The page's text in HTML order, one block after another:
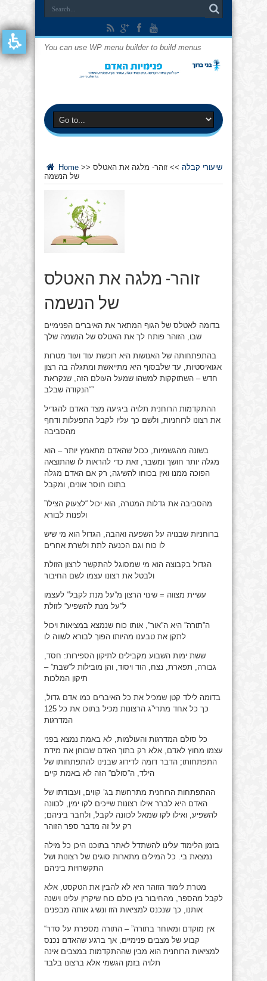
You can use WP menu builder to build menus
Home >> שיעורי קבלה >> זוהר- מלגה את האטלס
של הנשמה
זוהר- מלגה את האטלס
של הנשמה
בדומה לאטלס של הגוף המתאר את האיברים הפנימיים
שבו, הזוהר פותח לך את האטלס של הנשמה שלך
בהתפתחותה של האנושות היא רוכשת עוד ועוד מטרות
אגואיסטיות, עד שלבסוף היא מתייאשת ומתגלה בה רצון
חדש – השתוקקות למשהו שמעל העולם הזה, שנקראת
“הנקודה שבלב”
ההתקדמות הרוחנית תלויה ביגיעה מצד האדם להגדיל
את רצונו לרוחניות, ולשם כך עליו לקבל התפעלות ודחף
מהסביבה
בשונה מהגשמיות, ככול שהאדם מתאמץ יותר – הוא
מגלה יותר חושך ומשבר, זאת כדי להראות לו שהתוצאה
הפוכה ממנו ואין בכוחו להשיגה; רק אם האדם מגלה
בתוכו חוסר אונים, ומקבל
מהסביבה את גדלות המטרה, הוא יכול “לצעוק הצילו”
ולפנות לבורא
ברוחניות שבנויה על השפעה ואהבה, הגדול הוא מי שיש
לו כוח וגם הכנעה לתת ולשרת אחרים
הגדול בקבוצה הוא מי שמסוגל להתקשר לרצון הזולת
ולבטל את רצונו עצמו לשם החיבור
עשיית מצווה = שינוי הרצון מ”על מנת לקבל” לעצמו
ל”על מנת להשפיע” לזולת
ה”תורה” היא ה”אור”, אותו כוח שנמצא במציאות ויכול
לתקן את טבענו מהיותו הפוך לבורא לשווה לו
ששת ימות השבוע מקבילים לתיקון הספירות: חסד,
גבורה, תפארת, נצח, הוד ויסוד, והן מובילות ל”שבת” –
תיקון המלכות
בדומה לילד קטן שמכיל את כל האיברים כמו אדם גדול,
כך כל אחד מתרי”ג הרצונות מכיל בתוכו את כל 125
המדרגות
כל סולם המדרגות והעולמות, לא באמת נמצא בפני
עצמו מחוץ לאדם, אלא רק בתוך האדם שבוחן את מידת
התפתחותו; הדבר דומה לדירוג שבנינו להתפתחותו של
הילד, ה”סולם” הזה לא באמת קיים
ההתפתחות הרוחנית מתרחשת בג’ קווים, ועבודתו של
האדם היא לברר אילו רצונות שייכים לקו ימין, לכוונה
להשפיע, ואילו לקו שמאל לכוונה לקבל, ולחבר ביניהם;
רק על זה מדבר ספר הזוהר
בזמן הלימוד עלינו להשתדל לאתר בתוכנו היכן כל מילה
נמצאת בי. כל המילים מתארות סוגים של רצונות ושל
התקשרויות ביניהם
מטרת לימוד הזוהר היא לא להבין את הטקסט, אלא
לקבל מהספר, מהחיבור בין כולם כוח שיקרין עלינו וישנה
אותנו, כך שנכנס למציאות הזו ונשיג אותה מבפנים
“אין מוקדם ומאוחר בתורה” – התורה מספרת על סדר
קבוע של מצבים פנימיים, אך ברגע שהאדם נכנס
למציאות הרוחנית הוא מבין שההתקדמות במצבים אינה
תלויה בזמן הגשמי אלא ברצונו בלבד